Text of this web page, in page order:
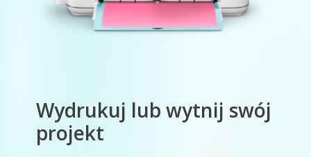
Wydrukuj lub wytnij swój
projekt